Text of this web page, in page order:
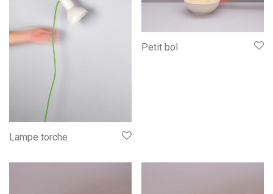
Lampe torche
Petit bol